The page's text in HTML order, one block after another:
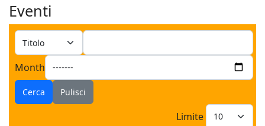
Eventi
Month
Cerca Pulisci
Limite